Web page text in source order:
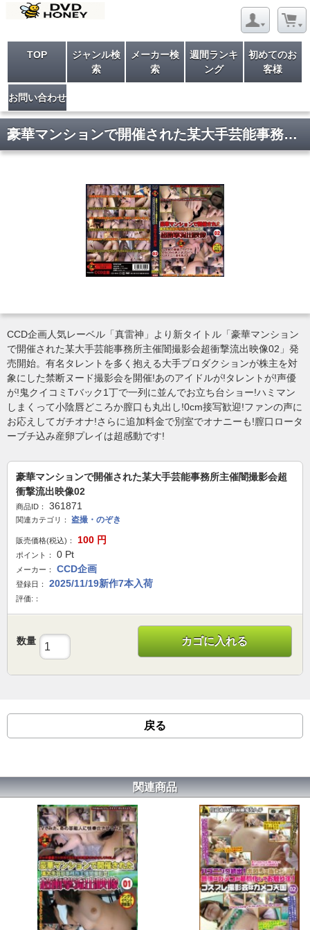
TOP
ジャンル検
索
メーカー検
索
週間ランキ
ング
初めてのお
客様
お問い合わせ
豪華マンションで開催された某大手芸能事務所主催闇撮影会超衝撃流出映像02
CCD企画人気レーベル「真雷神」より新タイトル「豪華マンション
で開催された某大手芸能事務所主催闇撮影会超衝撃流出映像02」発
売開始。有名タレントを多く抱える大手プロダクションが株主を対
象にした禁断ヌード撮影会を開催!あのアイドルが!タレントが!声優
が!鬼クイコミTバック1丁で一列に並んでお立ち台ショー!ハミマン
しまくって小陰唇どころか膣口も丸出し!0cm接写歓迎!ファンの声に
お応えしてガチオナ!さらに追加料金で別室でオナニーも!膣口ロータ
ーブチ込み産卵プレイは超感動です!
豪華マンションで開催された某大手芸能事務所主催闇撮影会超
衝撃流出映像02
商品ID： 361871
関連カテゴリ： 盗撮・のぞき
販売価格(税込)： 100 円
ポイント： 0 Pt
メーカー： CCD企画
登録日： 2025/11/19新作7本入荷
評価:：
数量 カゴに入れる
戻る
関連商品